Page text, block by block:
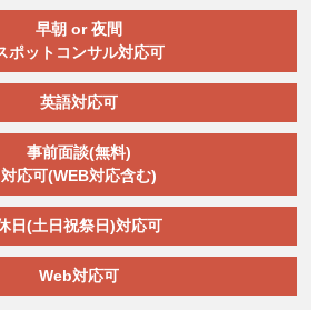
早朝 or 夜間
ポットコンサル対応可
英語対応可
事前面談(無料)
対応可(WEB対応含む)
日(土日祝祭日)対応可
Web対応可